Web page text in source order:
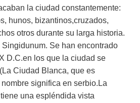
la ciudad constantemente:
hunos, bizantinos,cruzados,
otros durante su larga historia.
Se han encontrado
D.C.en los que la ciudad se
Ciudad Blanca, que es
significa en serbio.La
una espléndida vista